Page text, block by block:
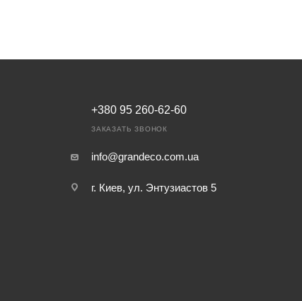
+380 95 260-62-60
ЗАКАЗАТЬ ЗВОНОК
info@grandeco.com.ua
г. Киев, ул. Энтузиастов 5